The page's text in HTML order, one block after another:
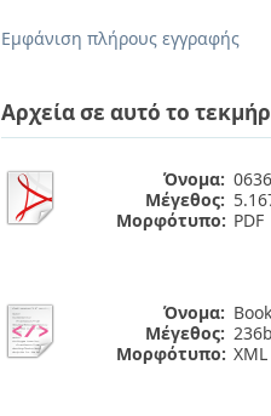
Εμφάνιση πλήρους εγγραφής
Αρχεία σε αυτό το
Όνομα:
Μέγεθος:
Μορφότυπο: PDF
Όνομα:
Μέγεθος:
Μορφότυπο: XML